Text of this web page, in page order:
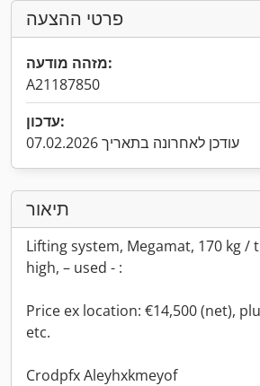
פרטי ההצעה
מזהה מודעה:
A21187850
עדכון:
עודכן לאחרונה בתאריך 07.02.2026
תיאור
Lifting system, Megamat, 170 kg /
high, – used - :
Price ex location: €14,500 (net),
etc.
Crodpfx Aleyhxkmeyof